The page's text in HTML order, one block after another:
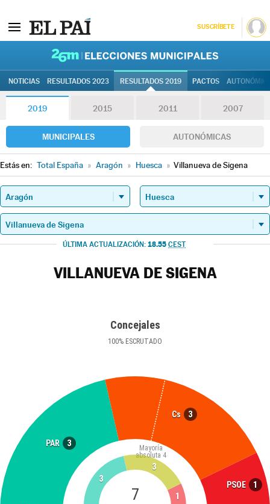
SUSCRÍBETE
NOTICIAS RESULTADOS 2023 RESULTADOS 2019 PACTOS
2019 2015 2011 2007
MUNICIPALES AUTONÓMICAS
Estás en: Total España » Aragón » Huesca » Villanueva de Sigena
ÚLTIMA ACTUALIZACIÓN: 18.55 CEST
VILLANUEVA DE SIGENA
Concejales
100% ESCRUTADO
PAR 3
Cs 3
PSOE 1
7
Mayoría
absoluta 4
3
3
1